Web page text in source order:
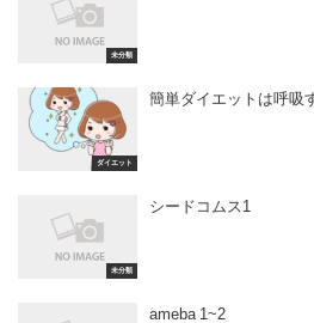
未分類
ダイエット
簡単ダイエットは呼吸
未分類
シードコムス1
ameba 1~2